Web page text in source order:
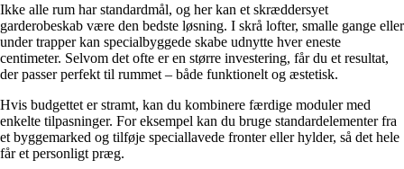
Ikke alle rum har standardmål, og her kan et skræddersyet
garderobeskab være den bedste løsning. I skrå lofter, smalle gange eller
under trapper kan specialbyggede skabe udnytte hver eneste
centimeter. Selvom det ofte er en større investering, får du et resultat,
der passer perfekt til rummet – både funktionelt og æstetisk.
Hvis budgettet er stramt, kan du kombinere færdige moduler med
enkelte tilpasninger. For eksempel kan du bruge standardelementer fra
et byggemarked og tilføje speciallavede fronter eller hylder, så det hele
får et personligt præg.